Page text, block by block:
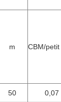
m CBM/petit
50 0,07